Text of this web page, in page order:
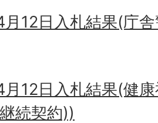
12日入札結果(庁
12日入札結果(健
続契約))